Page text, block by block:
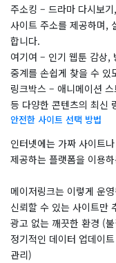
주소킹 – 드라마 다시보
사이트 주소를 제공하며,
합니다.
여기여 – 인기 웹툰 감상,
중계를 손쉽게 찾을 수 있
링크박스 – 애니메이션
등 다양한 콘텐츠의 최신
안전한 사이트 선택 방법
인터넷에는 가짜 사이트
제공하는 플랫폼을 이용
메이저링크는 이렇게 운
신뢰할 수 있는 사이트만
광고 없는 깨끗한 환경 (
정기적인 데이터 업데이
관리)